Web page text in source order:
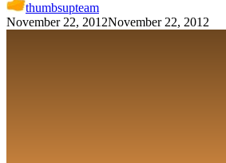
thumbsupteam
November 22, 2012November 22, 2012